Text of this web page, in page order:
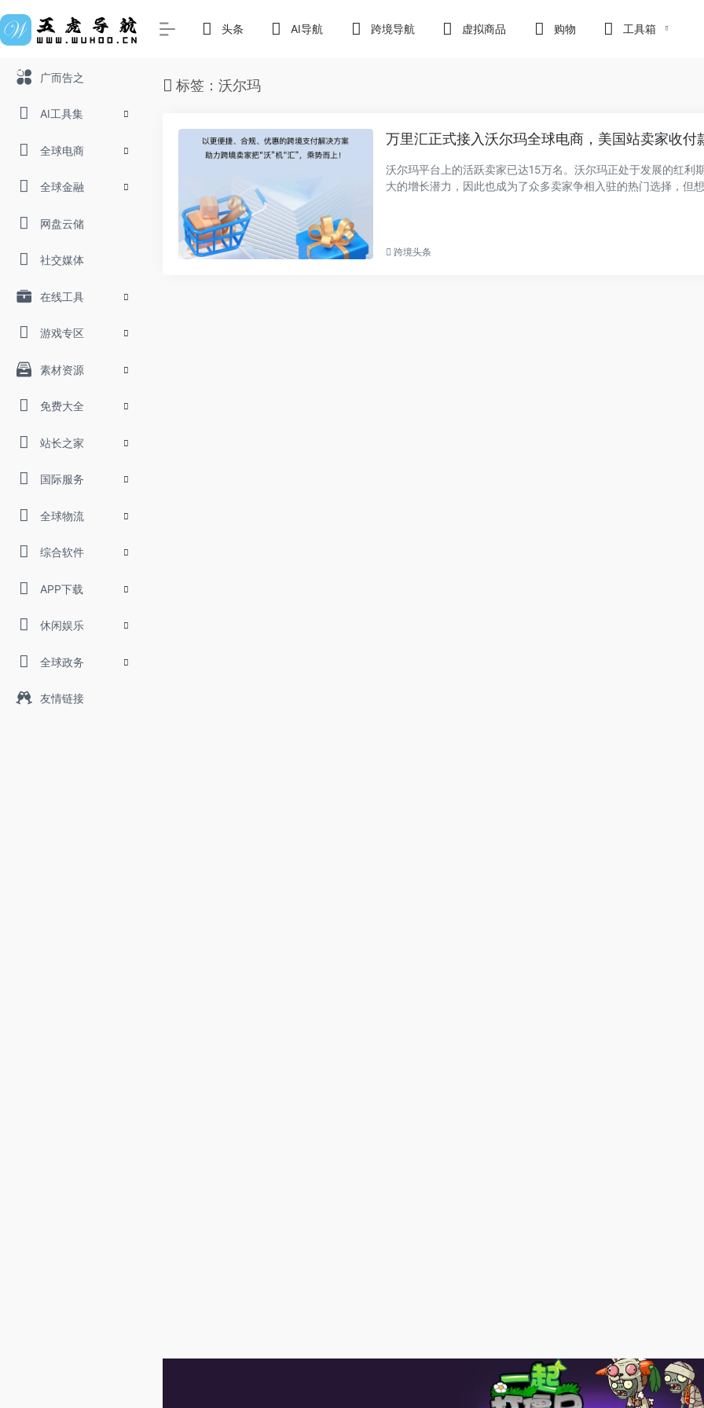
广而告之
AI工具集
全球电商
全球金融
网盘云储
社交媒体
在线工具
游戏专区
素材资源
免费大全
站长之家
国际服务
全球物流
综合软件
APP下载
休闲娱乐
全球政务
友情链接
头条 AI导航 跨境导航 虚拟商品 购物 工具箱
标签：沃尔玛
万里汇正式接入沃尔玛全球电商，美国站卖家收付
沃尔玛平台上的活跃卖家已达15万名。沃尔玛正处于发展的红利
大的增长潜力，因此也成为了众多卖家争相入驻的热门选择，但
跨境头条